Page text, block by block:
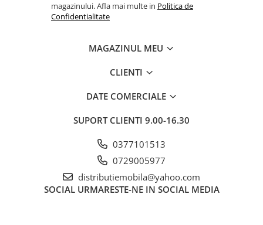
magazinului. Afla mai multe in Politica de
Confidentialitate
MAGAZINUL MEU
CLIENTI
DATE COMERCIALE
SUPORT CLIENTI 9.00-16.30
0377101513
0729005977
distributiemobila@yahoo.com
SOCIAL URMARESTE-NE IN SOCIAL MEDIA